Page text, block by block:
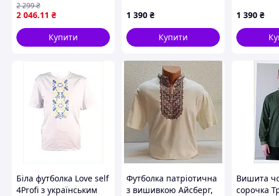
коричнева вишивка
42 44 46 48 50 52 54 56
58 42, Довгий
2 046.11 ₴
2 299₴
Купити
8613904HA
1 390 ₴
Купити
86K1P3H899
1 390 ₴
Біла футболка Love self
4Profi з українським
Футболка патріотична
з вишивкою Айсберг,
Вишита
сорочка